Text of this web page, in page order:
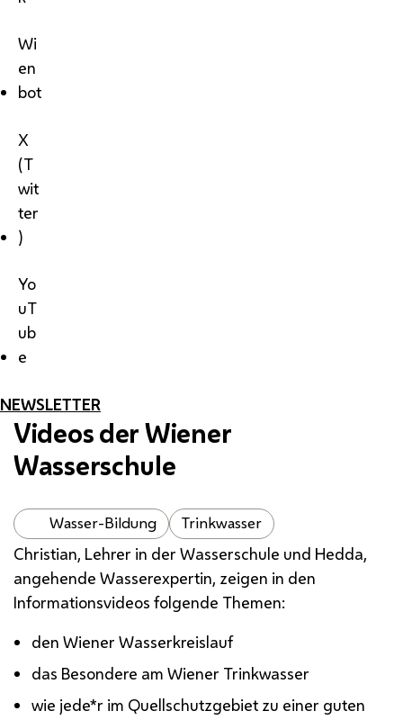
Wi
en
bot
X
(T
wit
ter
)
Yo
uT
ub
e
NEWSLETTER
Videos der Wiener
Wasserschule
Wasser-Bildung Trinkwasser
Christian, Lehrer in der Wasserschule und Hedda,
angehende Wasserexpertin, zeigen in den
Informationsvideos folgende Themen:
den Wiener Wasserkreislauf
das Besondere am Wiener Trinkwasser
wie jede*r im Quellschutzgebiet zu einer guten